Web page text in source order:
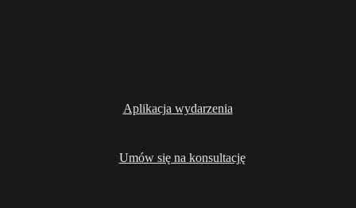
Aplikacja wydarzenia
Umów się na konsultację